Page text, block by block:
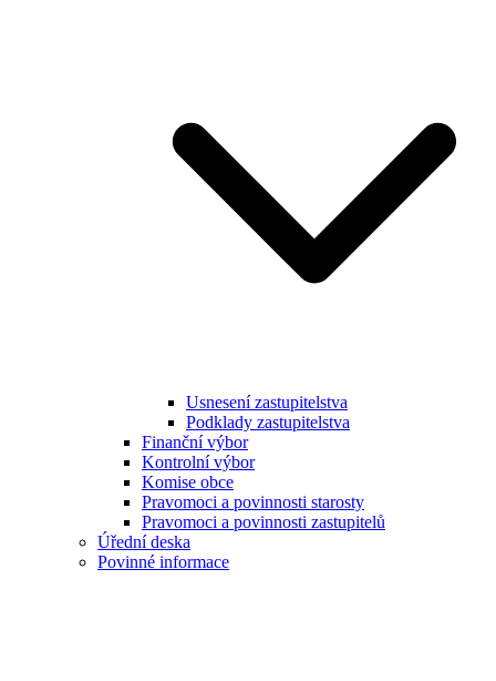
Usnesení zastupitelstva
Podklady zastupitelstva
Finanční výbor
Kontrolní výbor
Komise obce
Pravomoci a povinnosti starosty
Pravomoci a povinnosti zastupitelů
Úřední deska
Povinné informace